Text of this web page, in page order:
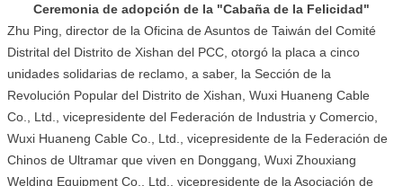
Ceremonia de adopción de la "Cabaña de la Felicidad"
Zhu Ping, director de la Oficina de Asuntos de Taiwán del Comité
Distrital del Distrito de Xishan del PCC, otorgó la placa a cinco
unidades solidarias de reclamo, a saber, la Sección de la
Revolución Popular del Distrito de Xishan, Wuxi Huaneng Cable
Co., Ltd., vicepresidente del Federación de Industria y Comercio,
Wuxi Huaneng Cable Co., Ltd., vicepresidente de la Federación de
Chinos de Ultramar que viven en Donggang, Wuxi Zhouxiang
Welding Equipment Co., Ltd., vicepresidente de la Asociación de